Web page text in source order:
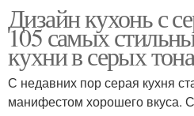
Дизайн кухонь с
105 самых
кухни в серых
С недавних пор серая кухня
манифестом хорошего вкуса.